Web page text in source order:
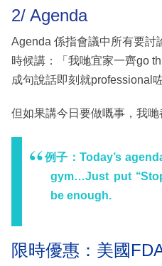
2/ Agenda
Agenda 係指會議中所有要討
時候講：「我哋宜家一齊go
成句說話即刻就professional咗
但如果講今日要做嘅事，我哋
例子：Today’s
gym…Just put
be enough.
限時優惠：美國